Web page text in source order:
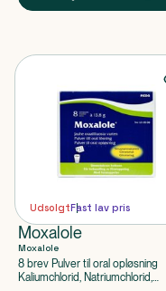
UdsolgtFast lav pris
Moxalole
Moxalole
8 brev Pulver til oral opløsning
Kaliumchlorid, Natriumchlorid,